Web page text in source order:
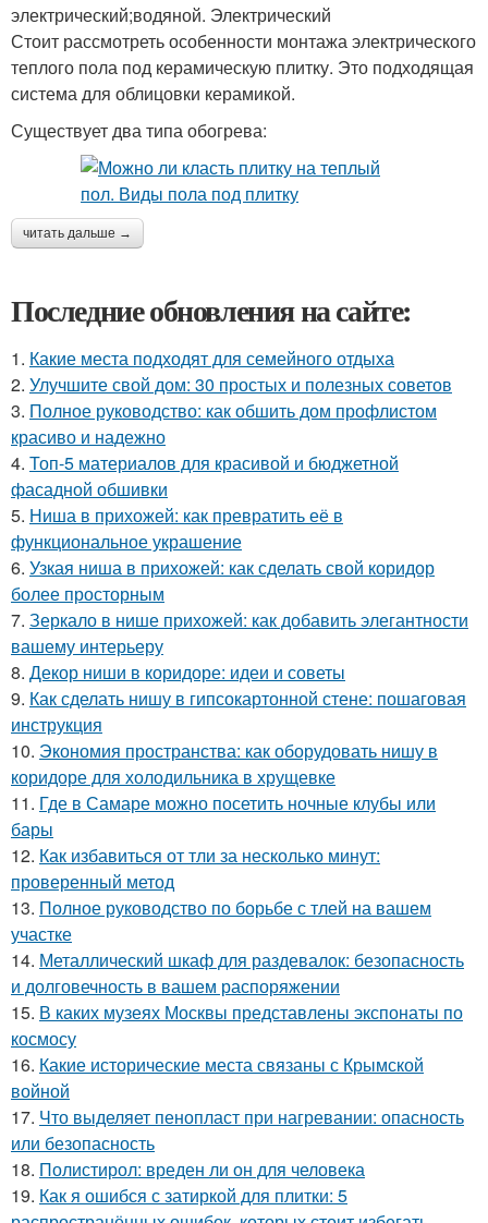
электрический;водяной. Электрический
Стоит рассмотреть особенности монтажа электрического
теплого пола под керамическую плитку. Это подходящая
система для облицовки керамикой.
Существует два типа обогрева:
читать дальше →
Последние обновления на сайте:
1. Какие места подходят для семейного отдыха
2. Улучшите свой дом: 30 простых и полезных советов
3. Полное руководство: как обшить дом профлистом
красиво и надежно
4. Топ-5 материалов для красивой и бюджетной
фасадной обшивки
5. Ниша в прихожей: как превратить её в
функциональное украшение
6. Узкая ниша в прихожей: как сделать свой коридор
более просторным
7. Зеркало в нише прихожей: как добавить элегантности
вашему интерьеру
8. Декор ниши в коридоре: идеи и советы
9. Как сделать нишу в гипсокартонной стене: пошаговая
инструкция
10. Экономия пространства: как оборудовать нишу в
коридоре для холодильника в хрущевке
11. Где в Самаре можно посетить ночные клубы или
бары
12. Как избавиться от тли за несколько минут:
проверенный метод
13. Полное руководство по борьбе с тлей на вашем
участке
14. Металлический шкаф для раздевалок: безопасность
и долговечность в вашем распоряжении
15. В каких музеях Москвы представлены экспонаты по
космосу
16. Какие исторические места связаны с Крымской
войной
17. Что выделяет пенопласт при нагревании: опасность
или безопасность
18. Полистирол: вреден ли он для человека
19. Как я ошибся с затиркой для плитки: 5